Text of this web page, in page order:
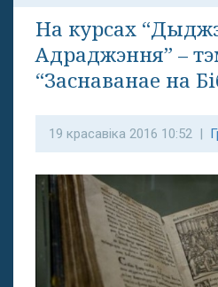
На курсах
Адраджэння” –
“Заснаванае на
19 красавіка 2016 10:52 |